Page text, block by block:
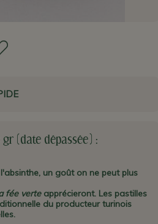
(date dépassée) :
un goût on ne peut plus
fée verte apprécieront. Les pastilles
du producteur turinois